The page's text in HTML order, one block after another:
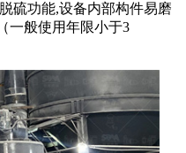
硫功能,设备内部构件易磨
一般使用年限小于3